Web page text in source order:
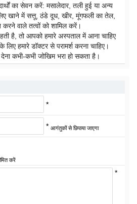
का सेवन करें: मसालेदार, तली हुई या अन्य
खाने में सत्तू, ठंडे दूध, खीर, मूंगफली का तेल,
करने वाले तत्वों को शामिल करें।
है, तो आपको हमारे अस्पताल में आना चाहिए
हमारे डॉक्टर से परामर्श करना चाहिए।
कभी-कभी जोखिम भरा हो सकता है।
*
* आगंतुकों से छिपाया जाएगा
करें
*